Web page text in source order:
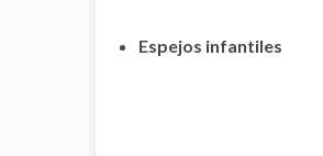
Espejos infantiles